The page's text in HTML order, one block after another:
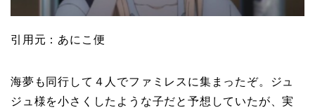
引用元：あにこ便
海夢も同行して４人でファミレスに集まったぞ。ジュ
ジュ様を小さくしたような子だと予想していたが、実